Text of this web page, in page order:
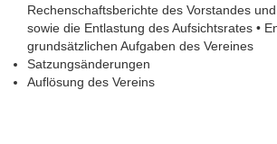
Rechenschaftsberichte des Vorstandes
sowie die Entlastung des Aufsichtsrates •
grundsätzlichen Aufgaben des Vereines
Satzungsänderungen
Auflösung des Vereins